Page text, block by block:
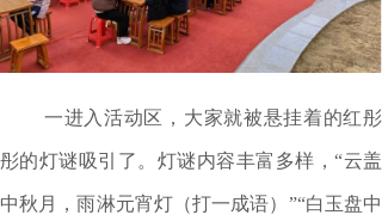
一进入活动区，大家就被悬挂着的红彤
彤的灯谜吸引了。灯谜内容丰富多样，“云盖
中秋月，雨淋元宵灯（打一成语）”“白玉盘中